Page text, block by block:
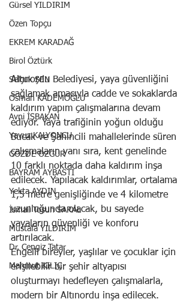
Gürsel YILDIRIM
Özen Topçu
EKREM KARADAĞ
Birol Öztürk
Selçuk ŞEN
Osman KADEMOĞLU
Avni İŞBAKAN
Yavuz KALYONCU
GÖZDE ÖZGÜR
BAYRAM AYBASTI
Yekta AYDIN
İsmail Tosun SARAL
Mustafa YILDIRIM
Dr. Cengiz Tatar
Mahmut KILIÇ
Altınordu Belediyesi, yaya güvenliğini
sağlamak amacıyla cadde ve sokaklarda
kaldırım yapım çalışmalarına devam
ediyor. Yaya trafiğinin yoğun olduğu
Bucak ve Şahincili mahallelerinde süren
çalışmaların yanı sıra, kent genelinde
10 farklı noktada daha kaldırım inşa
edilecek. Yapılacak kaldırımlar, ortalama
1,5 metre genişliğinde ve 4 kilometre
uzunluğunda olacak, bu sayede
yayaların güvenliği ve konforu
artırılacak.
Engelli bireyler, yaşlılar ve çocuklar için
erişilebilir bir şehir altyapısı
oluşturmayı hedefleyen çalışmalarla,
modern bir Altınordu inşa edilecek.